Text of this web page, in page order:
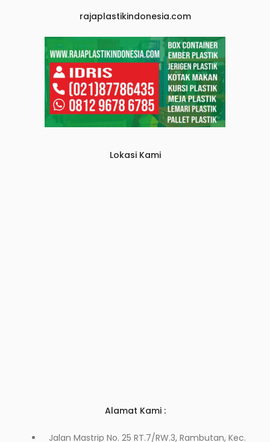
rajaplastikindonesia.com
Lokasi Kami
Alamat Kami :
Jalan Mastrip No. 25 RT.7/RW.3, Rambutan, Kec.